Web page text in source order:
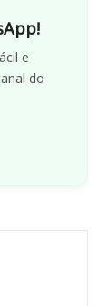
e
do